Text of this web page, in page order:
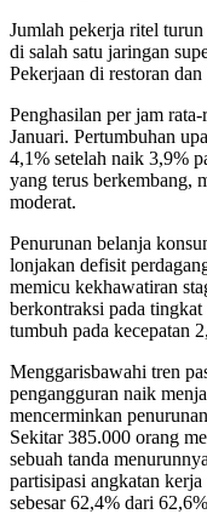
Jumlah pekerja ritel
di salah satu jaringan
Pekerjaan di restoran
Penghasilan per jam
Januari. Pertumbuhan
4,1% setelah naik 3,9%
yang terus berkembang,
moderat.
Penurunan belanja
lonjakan defisit
memicu kekhawatiran
berkontraksi pada
tumbuh pada kecepatan
Menggarisbawahi tren
pengangguran naik
mencerminkan
Sekitar 385.000 orang
sebuah tanda
partisipasi angkatan
sebesar 62,4% dari